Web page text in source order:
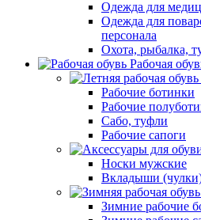
Одежда для
Одежда для
персонала
Охота, рыбалка,
Рабочая
Рабочие ботинки
Рабочие
Сабо, туфли
Рабочие сапоги
Носки мужские
Вкладыши
Зимние рабочие